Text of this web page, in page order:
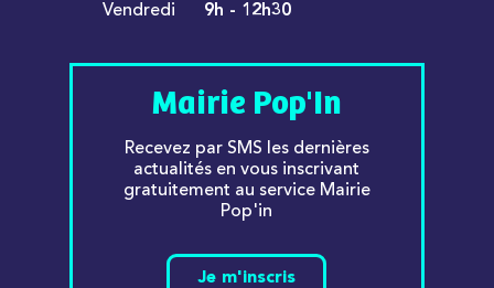
Vendredi
9h - 12h30
Mairie Pop'In
Recevez par SMS les dernières
actualités en vous inscrivant
gratuitement au service Mairie
Pop'in
Je m'inscris